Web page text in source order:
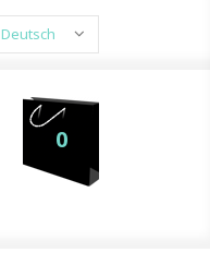
Deutsch
0